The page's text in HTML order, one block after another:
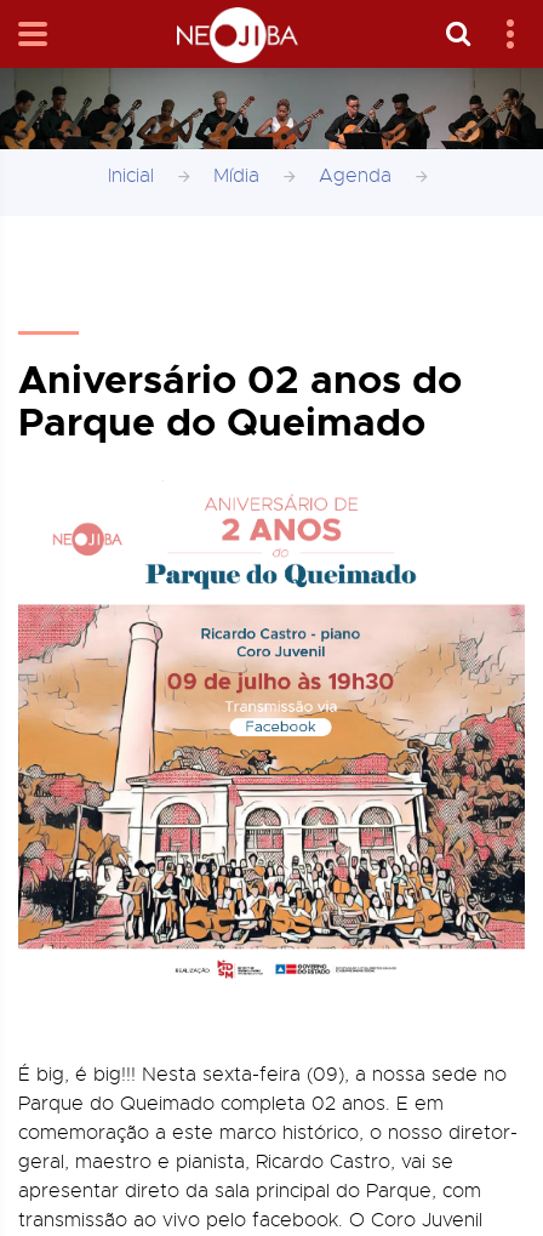
Inicial Mídia Agenda
Aniversário 02 anos do
Parque do Queimado
É big, é big!!! Nesta sexta-feira (09), a nossa sede no
Parque do Queimado completa 02 anos. E em
comemoração a este marco histórico, o nosso diretor-
geral, maestro e pianista, Ricardo Castro, vai se
apresentar direto da sala principal do Parque, com
transmissão ao vivo pelo facebook. O Coro Juvenil